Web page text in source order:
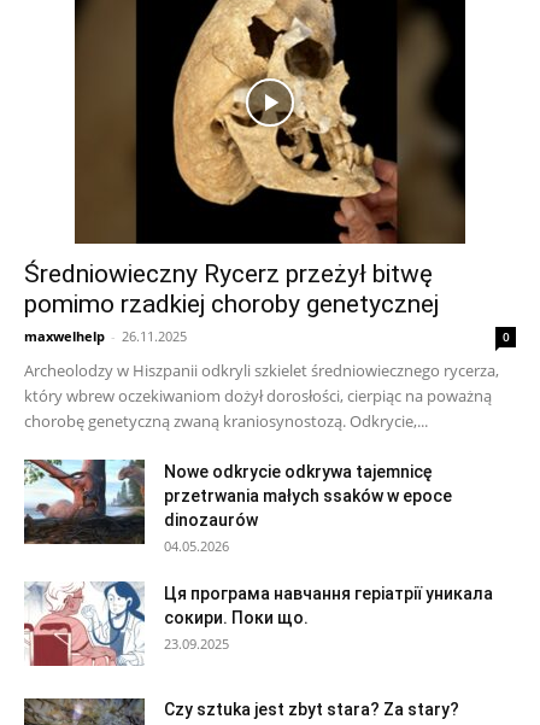
Średniowieczny Rycerz przeżył bitwę
pomimo rzadkiej choroby genetycznej
maxwelhelp - 26.11.2025 0
Archeolodzy w Hiszpanii odkryli szkielet średniowiecznego rycerza,
który wbrew oczekiwaniom dożył dorosłości, cierpiąc na poważną
chorobę genetyczną zwaną kraniosynostozą. Odkrycie,...
Nowe odkrycie odkrywa tajemnicę
przetrwania małych ssaków w epoce
dinozaurów
04.05.2026
Ця програма навчання геріатрії уникала
сокири. Поки що.
23.09.2025
Czy sztuka jest zbyt stara? Za stary?